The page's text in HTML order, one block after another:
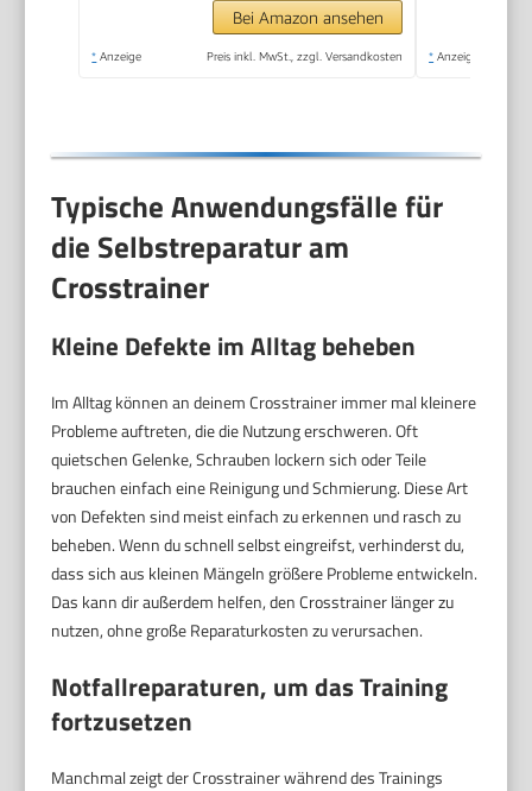
Widerstandsstufen,
38 cm Schrittlänge,
Bei Amazon ansehen
* Anzeige Preis inkl. MwSt., zzgl. Versandkosten * Anzeige
Typische Anwendungsfälle für
die Selbstreparatur am
Crosstrainer
Kleine Defekte im Alltag beheben
Im Alltag können an deinem Crosstrainer immer mal kleinere
Probleme auftreten, die die Nutzung erschweren. Oft
quietschen Gelenke, Schrauben lockern sich oder Teile
brauchen einfach eine Reinigung und Schmierung. Diese Art
von Defekten sind meist einfach zu erkennen und rasch zu
beheben. Wenn du schnell selbst eingreifst, verhinderst du,
dass sich aus kleinen Mängeln größere Probleme entwickeln.
Das kann dir außerdem helfen, den Crosstrainer länger zu
nutzen, ohne große Reparaturkosten zu verursachen.
Notfallreparaturen, um das Training
fortzusetzen
Manchmal zeigt der Crosstrainer während des Trainings